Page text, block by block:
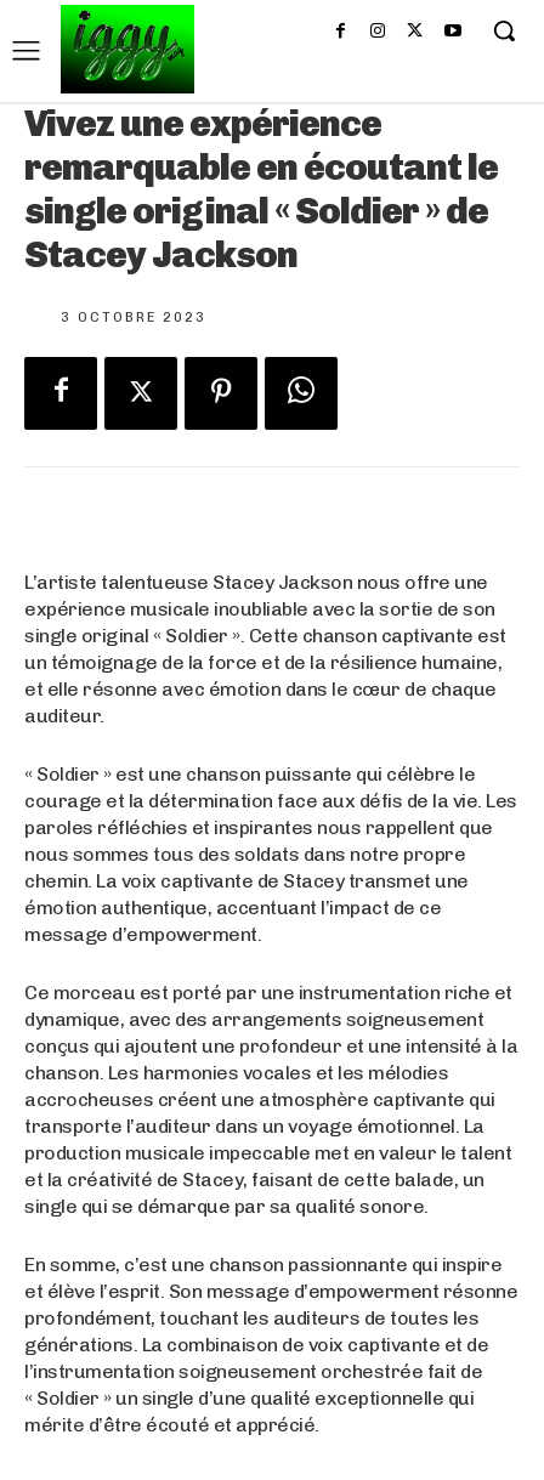
Vivez une expérience
remarquable en écoutant le
single original « Soldier » de
Stacey Jackson
3 OCTOBRE 2023
L’artiste talentueuse Stacey Jackson nous offre une
expérience musicale inoubliable avec la sortie de son
single original « Soldier ». Cette chanson captivante est
un témoignage de la force et de la résilience humaine,
et elle résonne avec émotion dans le cœur de chaque
auditeur.
« Soldier » est une chanson puissante qui célèbre le
courage et la détermination face aux défis de la vie. Les
paroles réfléchies et inspirantes nous rappellent que
nous sommes tous des soldats dans notre propre
chemin. La voix captivante de Stacey transmet une
émotion authentique, accentuant l’impact de ce
message d’empowerment.
Ce morceau est porté par une instrumentation riche et
dynamique, avec des arrangements soigneusement
conçus qui ajoutent une profondeur et une intensité à la
chanson. Les harmonies vocales et les mélodies
accrocheuses créent une atmosphère captivante qui
transporte l’auditeur dans un voyage émotionnel. La
production musicale impeccable met en valeur le talent
et la créativité de Stacey, faisant de cette balade, un
single qui se démarque par sa qualité sonore.
En somme, c’est une chanson passionnante qui inspire
et élève l’esprit. Son message d’empowerment résonne
profondément, touchant les auditeurs de toutes les
générations. La combinaison de voix captivante et de
l’instrumentation soigneusement orchestrée fait de
« Soldier » un single d’une qualité exceptionnelle qui
mérite d’être écouté et apprécié.